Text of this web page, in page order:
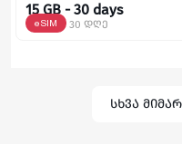
15 GB - 30 days
eSIM 30 დღე
სხვა